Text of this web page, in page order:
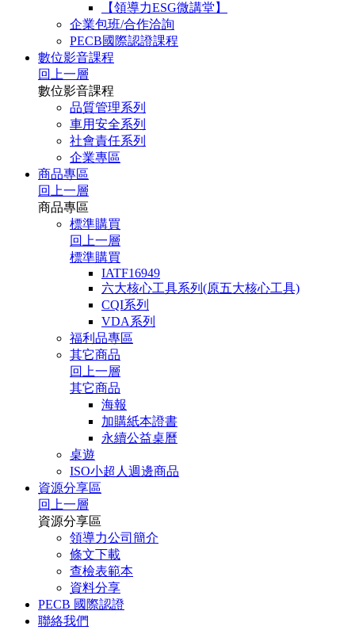
【領導力ESG微講堂】
企業包班/合作洽詢
PECB國際認證課程
數位影音課程
回上一層
數位影音課程
品質管理系列
車用安全系列
社會責任系列
企業專區
商品專區
回上一層
商品專區
標準購買
回上一層
標準購買
IATF16949
六大核心工具系列(原五大核心工具)
CQI系列
VDA系列
福利品專區
其它商品
回上一層
其它商品
海報
加購紙本證書
永續公益桌曆
桌遊
ISO小超人週邊商品
資源分享區
回上一層
資源分享區
領導力公司簡介
條文下載
查檢表範本
資料分享
PECB 國際認證
聯絡我們